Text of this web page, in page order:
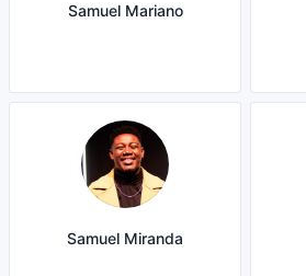
Samuel Mariano
Samuel Miranda